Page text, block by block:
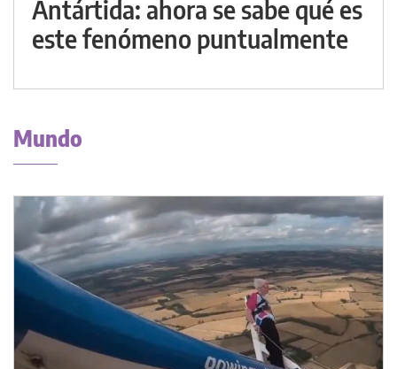
Antártida: ahora se sabe qué es
este fenómeno puntualmente
Mundo